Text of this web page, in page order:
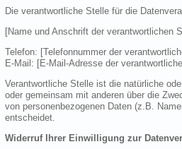
Die verantwortliche Stelle für die
[Name und Anschrift der verantwortlichen
Telefon: [Telefonnummer der
E-Mail: [E-Mail-Adresse der
Verantwortliche Stelle ist die natürliche
oder gemeinsam mit anderen über die
von personenbezogenen Daten (z.B.
entscheidet.
Widerruf Ihrer Einwilligung zur